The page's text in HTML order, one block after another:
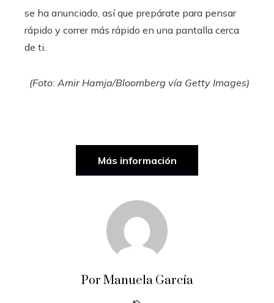
se ha anunciado, así que prepárate para pensar
rápido y correr más rápido en una pantalla cerca
de ti.
(Foto: Amir Hamja/Bloomberg vía Getty Images)
Más información
Por Manuela García